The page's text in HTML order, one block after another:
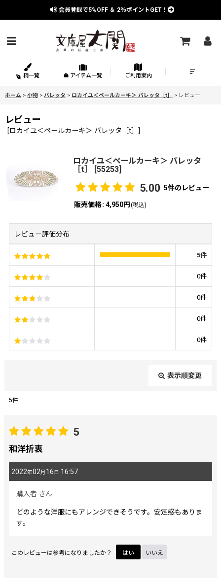
会員登録で5%OFF ＆ 2％ポイントGET！
柄一覧 アイテム一覧 ご利用案内
ホーム > 小物 > バレッタ > ロカイユ＜ペールカーキ＞ バレッタ［t］ > レビュー
レビュー
[ロカイユ＜ペールカーキ＞ バレッタ［t］ ]
ロカイユ＜ペールカーキ＞ バレッタ
［t］
[55253]
5.00 5件のレビュー
販売価格: 4,950円 (税込)
レビュー評価分布
5件
0件
0件
0件
0件
表示順変更
期間:
画像:
星の数 :
5件
5
和洋折衷
2022年02月 16 日 16:57
購入者 さん
どのような洋服にもアレンジできそうです。安定感もありま
す。
このレビューは参考になりましたか？ はい いいえ